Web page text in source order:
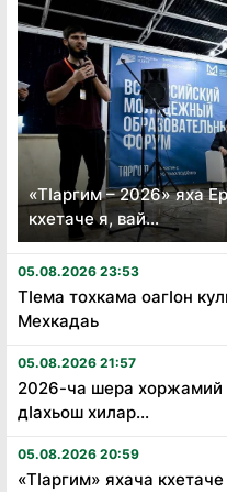
«Тӏаргим – 2026» яха
кхетаче я, вай...
05.08.2026 23:53
Тӏема тохкама оагӏон
Мехкадаь
05.08.2026 21:57
2026-ча шера хоржамий
дӏахьош хилар...
05.08.2026 20:59
«Тӏаргим» яхача